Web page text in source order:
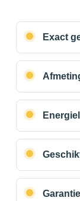
Exact